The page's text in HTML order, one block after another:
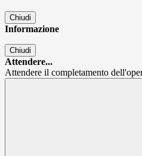
Chiudi
Informazione
Chiudi
Attendere...
Attendere il completamento